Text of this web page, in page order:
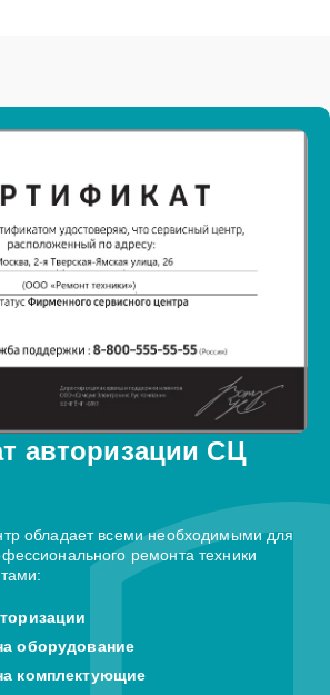
авторизации СЦ
обладает всеми необходимыми для
ремонта техники
оборудование
комплектующие